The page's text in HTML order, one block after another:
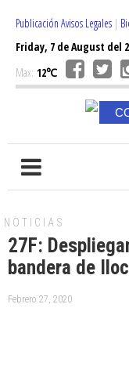
Publicación Avisos Legales |
Friday, 7 de August del
Max: 12℃
NOTICIAS
27F:
bandera de
Febrero 27, 2020